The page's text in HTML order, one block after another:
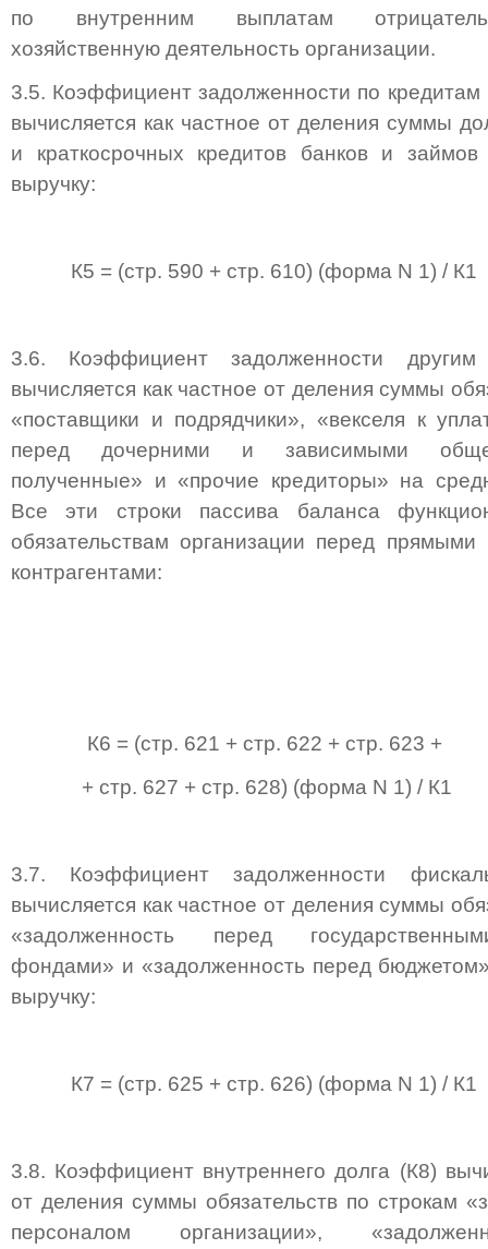
по внутренним выплатам
хозяйственную деятельность организации.
3.5. Коэффициент задолженности по
вычисляется как частное от деления суммы
и краткосрочных кредитов банков и
выручку:
К5 = (стр. 590 + стр. 610) (форма N 1) / К1
3.6. Коэффициент задолженности другим
вычисляется как частное от деления суммы
«поставщики и подрядчики», «векселя к
перед дочерними и зависимыми
полученные» и «прочие кредиторы» на
Все эти строки пассива баланса
обязательствам организации перед
контрагентами:
К6 = (стр. 621 + стр. 622 + стр. 623 +
+ стр. 627 + стр. 628) (форма N 1) / К1
3.7. Коэффициент задолженности
вычисляется как частное от деления суммы
«задолженность перед
фондами» и «задолженность перед
выручку:
К7 = (стр. 625 + стр. 626) (форма N 1) / К1
3.8. Коэффициент внутреннего долга (К8)
от деления суммы обязательств по строкам
персоналом организации»,